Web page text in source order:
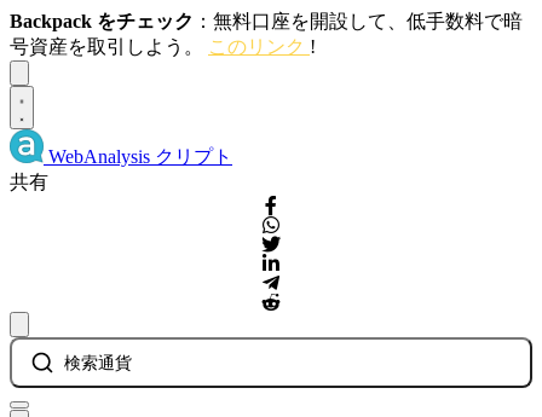
Backpack をチェック ：無料口座を開設して、低手数料で暗
号資産を取引しよう。
このリンク !
WebAnalysis クリプト
共有
検索通貨